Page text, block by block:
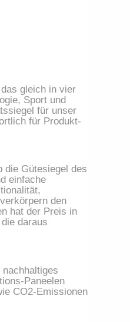
gleich in vier
Sport und
für unser
für Produkt-
die Gütesiegel des
einfache
den
hat der Preis in
daraus
Paneelen
CO2-Emissionen